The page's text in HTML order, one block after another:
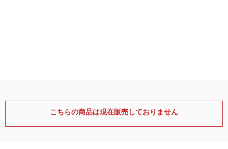
こちらの商品は現在販売しておりません